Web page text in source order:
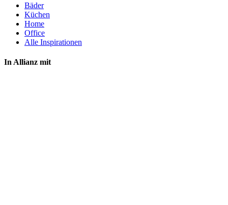
Bäder
Küchen
Home
Office
Alle Inspirationen
In Allianz mit